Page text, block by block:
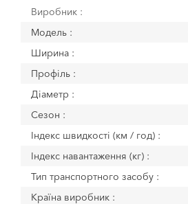
Виробник :
Модель :
Ширина :
Профіль :
Діаметр :
Сезон :
Індекс швидкості (км / год) :
Індекс навантаження (кг) :
Тип транспортного засобу :
Країна виробник :